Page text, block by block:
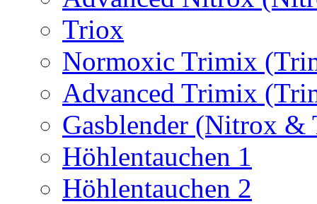
Triox
Normoxic Trimix
Advanced Trimix
Gasblender (Nitrox
Höhlentauchen 1
Höhlentauchen 2